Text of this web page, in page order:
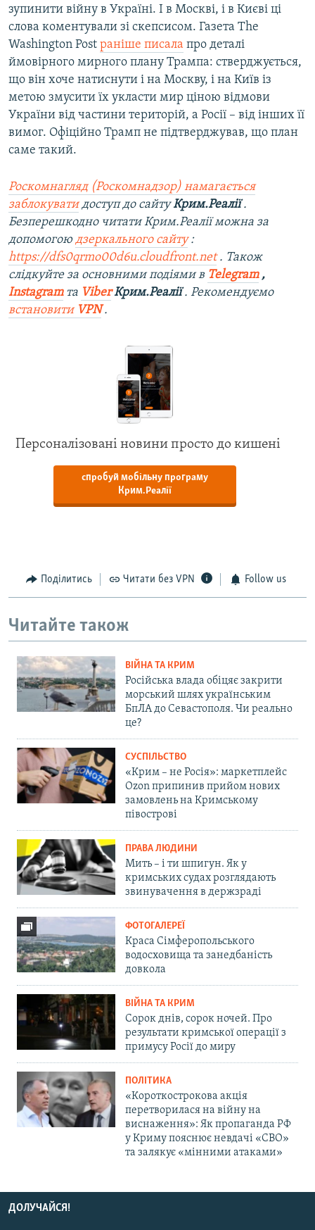
зупинити війну в Україні. І в Москві, і в Києві ці
слова коментували зі скепсисом. Газета The
Washington Post раніше писала про деталі
ймовірного мирного плану Трампа: стверджується,
що він хоче натиснути і на Москву, і на Київ із
метою змусити їх укласти мир ціною відмови
України від частини територій, а Росії – від інших її
вимог. Офіційно Трамп не підтверджував, що план
саме такий.
Роскомнагляд (Роскомнадзор) намагається
заблокуватидоступ до сайтуКрим.Реалії.
Безперешкодно читати Крим.Реалії можна за
допомогою дзеркального сайту:
https://dfs0qrmo00d6u.cloudfront.net. Також
слідкуйте за основними подіями в Telegram,
Instagramта ViberКрим.Реалії. Рекомендуємо
встановити VPN.
Персоналізовані новини просто до кишені
спробуй мобільну програму
Крим.Реалії
Поділитись Читати без VPN Follow us
Читайте також
ВІЙНА ТА КРИМ
Російська влада обіцяє закрити
морський шлях українським
БпЛА до Севастополя. Чи реально
це?
СУСПІЛЬСТВО
«Крим – не Росія»: маркетплейс
Ozon припинив прийом нових
замовлень на Кримському
півострові
ПРАВА ЛЮДИНИ
Мить – і ти шпигун. Як у
кримських судах розглядають
звинувачення в держзраді
ФОТОГАЛЕРЕЇ
Краса Сімферопольського
водосховища та занедбаність
довкола
ВІЙНА ТА КРИМ
Сорок днів, сорок ночей. Про
результати кримської операції з
примусу Росії до миру
ПОЛІТИКА
«Короткострокова акція
перетворилася на війну на
виснаження»: Як пропаганда РФ
у Криму пояснює невдачі «СВО»
та залякує «мінними атаками»
ДОЛУЧАЙСЯ!